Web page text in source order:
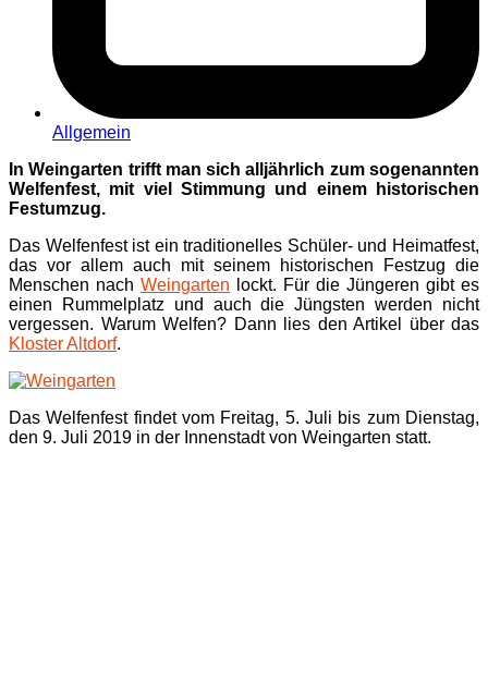
Allgemein
In Weingarten trifft man sich alljährlich zum sogenannten
Welfenfest, mit viel Stimmung und einem historischen
Festumzug.
Das Welfenfest ist ein traditionelles Schüler- und Heimatfest,
das vor allem auch mit seinem historischen Festzug die
Menschen nach Weingarten lockt. Für die Jüngeren gibt es
einen Rummelplatz und auch die Jüngsten werden nicht
vergessen. Warum Welfen? Dann lies den Artikel über das
Kloster Altdorf.
Das Welfenfest findet vom Freitag, 5. Juli bis zum Dienstag,
den 9. Juli 2019 in der Innenstadt von Weingarten statt.